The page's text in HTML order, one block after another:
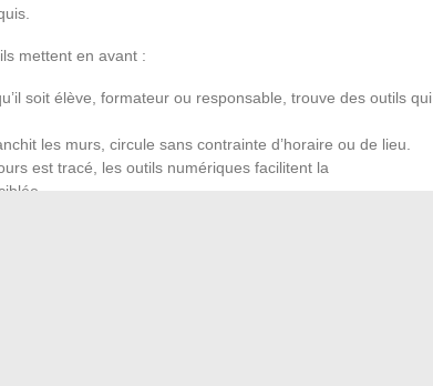
mettent en avant :
soit élève, formateur ou responsable, trouve des outils qui
les murs, circule sans contrainte d’horaire ou de lieu.
est tracé, les outils numériques facilitent la